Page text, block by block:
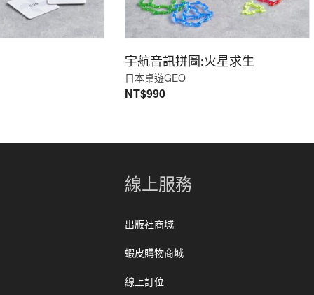
宇航音訊拼圖:火星求生
日本桌遊GEO
NT$990
線上服務
出版社商城
蝦皮購物商城
線上訂位